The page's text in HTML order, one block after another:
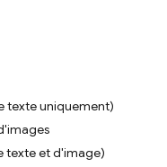
texte uniquement)
texte et d'image)